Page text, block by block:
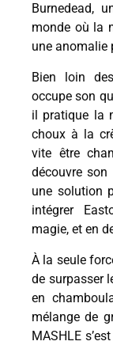
Burnedead,
monde où la
une anomalie
Bien loin
occupe son
il pratique la
choux à la
vite être
découvre
une solution
intégrer
magie, et en
À la seule
de surpasser
en
mélange de
MASHLE